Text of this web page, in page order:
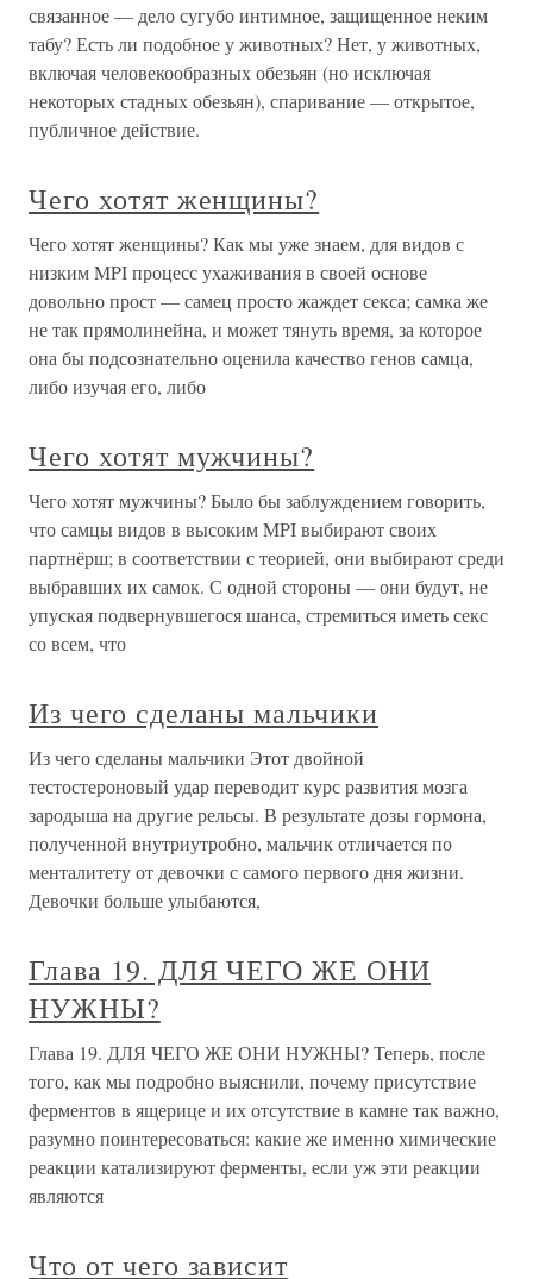
связанное — дело сугубо интимное, защищенное неким
табу? Есть ли подобное у животных? Нет, у животных,
включая человекообразных обезьян (но исключая
некоторых стадных обезьян), спаривание — открытое,
публичное действие.
Чего хотят женщины?
Чего хотят женщины? Как мы уже знаем, для видов с
низким MPI процесс ухаживания в своей основе
довольно прост — самец просто жаждет секса; самка же
не так прямолинейна, и может тянуть время, за которое
она бы подсознательно оценила качество генов самца,
либо изучая его, либо
Чего хотят мужчины?
Чего хотят мужчины? Было бы заблуждением говорить,
что самцы видов в высоким MPI выбирают своих
партнёрш; в соответствии с теорией, они выбирают среди
выбравших их самок. С одной стороны — они будут, не
упуская подвернувшегося шанса, стремиться иметь секс
со всем, что
Из чего сделаны мальчики
Из чего сделаны мальчики Этот двойной
тестостероновый удар переводит курс развития мозга
зародыша на другие рельсы. В результате дозы гормона,
полученной внутриутробно, мальчик отличается по
менталитету от девочки с самого первого дня жизни.
Девочки больше улыбаются,
Глава 19. ДЛЯ ЧЕГО ЖЕ ОНИ
НУЖНЫ?
Глава 19. ДЛЯ ЧЕГО ЖЕ ОНИ НУЖНЫ? Теперь, после
того, как мы подробно выяснили, почему присутствие
ферментов в ящерице и их отсутствие в камне так важно,
разумно поинтересоваться: какие же именно химические
реакции катализируют ферменты, если уж эти реакции
являются
Что от чего зависит